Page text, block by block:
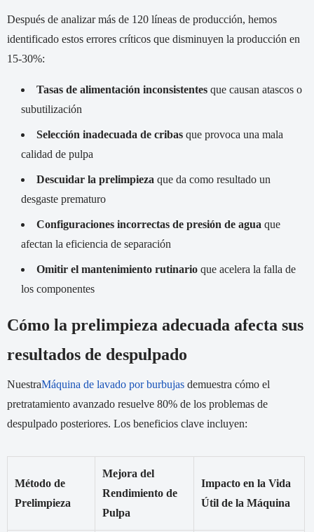
Después de analizar más de 120 líneas de producción, hemos
identificado estos errores críticos que disminuyen la producción en
15-30%:
Tasas de alimentación inconsistentes que causan atascos o
subutilización
Selección inadecuada de cribas que provoca una mala
calidad de pulpa
Descuidar la prelimpieza que da como resultado un
desgaste prematuro
Configuraciones incorrectas de presión de agua que
afectan la eficiencia de separación
Omitir el mantenimiento rutinario que acelera la falla de
los componentes
Cómo la prelimpieza adecuada afecta sus
resultados de despulpado
NuestraMáquina de lavado por burbujas demuestra cómo el
pretratamiento avanzado resuelve 80% de los problemas de
despulpado posteriores. Los beneficios clave incluyen:
Método de
Prelimpieza
Mejora del
Rendimiento de
Pulpa
Impacto en la Vida
Útil de la Máquina